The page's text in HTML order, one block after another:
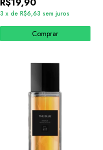
3 x de R$6,63 sem juros
Comprar